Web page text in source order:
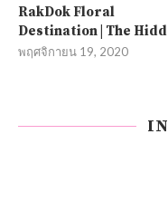
RakDok Floral
Destination | The
พฤศจิกายน 19, 2020